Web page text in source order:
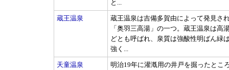
と...
蔵王温泉
蔵王温泉は吉備多賀由によって発見さ
「奥羽三高湯」の一つ。蔵王温泉は高
どとも呼ばれ、泉質は強酸性明ばん緑
強く...
天童温泉
明治19年に灌漑用の井戸を掘ったとこ